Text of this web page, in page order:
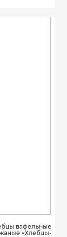
вафельные
«Хлебцы-